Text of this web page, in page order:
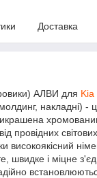
Доставка
АЛВИ для Kia
накладні) -
провідних
високоякісний
швидке і міцне